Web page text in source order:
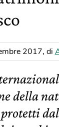
2017, di
della